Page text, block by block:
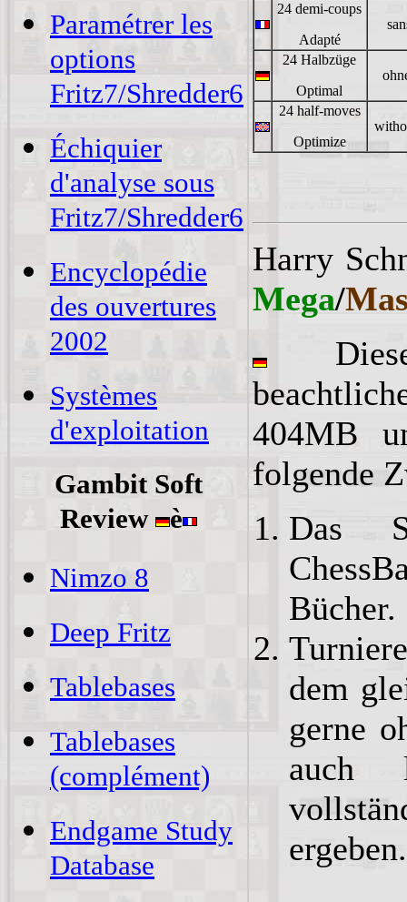
Paramétrer les
options
Fritz7/Shredder6
Échiquier
d'analyse sous
Fritz7/Shredder6
Encyclopédie
des ouvertures
2002
Systèmes
d'exploitation
Gambit Soft
Review
è
Nimzo 8
Deep Fritz
Tablebases
Tablebases
(complément)
Endgame Study
Database
24 demi-coups
Adapté
24 Halbzüge
Optimal
24 half-moves
Optimize
Harry
Mega/
404MB
folgende
Das
Bücher.
dem
gerne
auch
ergeben.